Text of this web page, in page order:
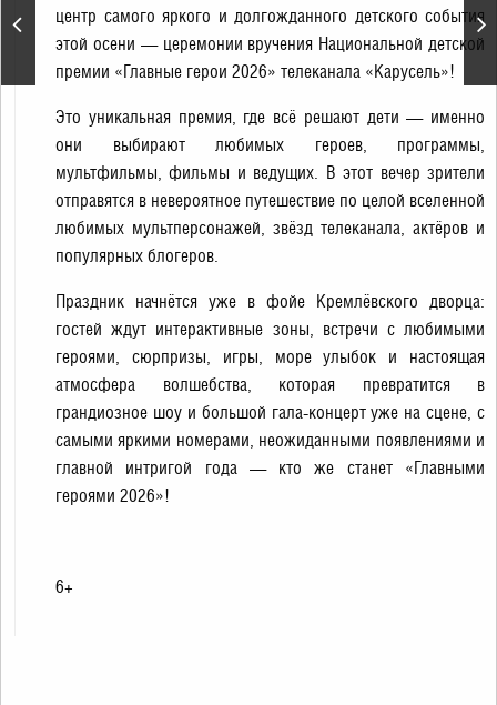
Игорь Бутман 65.
Юбилейный гала-концерт
центр самого яркого и долгожданного детского события
этой осени — церемонии вручения Национальной детской
премии «Главные герои 2026» телеканала «Карусель»!
Это уникальная премия, где всё решают дети — именно
они выбирают любимых героев, программы,
мультфильмы, фильмы и ведущих. В этот вечер зрители
отправятся в невероятное путешествие по целой вселенной
любимых мультперсонажей, звёзд телеканала, актёров и
популярных блогеров.
Праздник начнётся уже в фойе Кремлёвского дворца:
гостей ждут интерактивные зоны, встречи с любимыми
героями, сюрпризы, игры, море улыбок и настоящая
атмосфера волшебства, которая превратится в
грандиозное шоу и большой гала-концерт уже на сцене, с
самыми яркими номерами, неожиданными появлениями и
главной интригой года — кто же станет «Главными
героями 2026»!
6+